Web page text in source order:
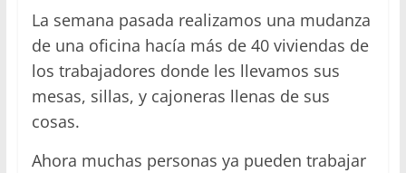
La semana pasada realizamos una mudanza
de una oficina hacía más de 40 viviendas de
los trabajadores donde les llevamos sus
mesas, sillas, y cajoneras llenas de sus
cosas.
Ahora muchas personas ya pueden trabajar